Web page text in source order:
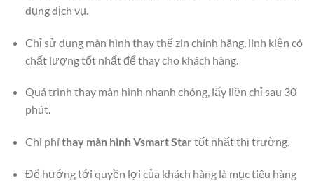
dụng dịch vụ.
Chỉ sử dụng màn hình thay thế zin chính hãng, linh kiện có
chất lượng tốt nhất để thay cho khách hàng.
Quá trình thay màn hình nhanh chóng, lấy liền chỉ sau 30
phút.
Chi phíthay màn hình Vsmart Star tốt nhất thị trường.
Để hướng tới quyền lợi của khách hàng là mục tiêu hàng